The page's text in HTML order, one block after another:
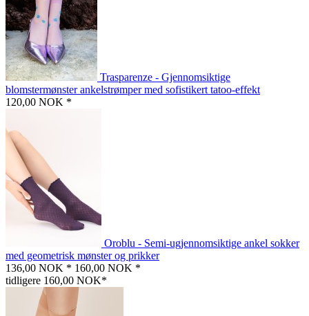
Trasparenze - Gjennomsiktige
blomstermønster ankelstrømper med sofistikert tatoo-effekt
120,00 NOK *
Oroblu - Semi-ugjennomsiktige ankel sokker
med geometrisk mønster og prikker
136,00 NOK * 160,00 NOK *
tidligere 160,00 NOK*